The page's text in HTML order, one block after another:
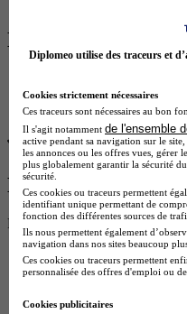
Les avis sur
Donne ton avis !
Partage ton expérience et aide
Donne ton avis entre 1 et 5
Diplomeo utilise des traceurs et
Cookies strictement nécessaires
Ces traceurs sont nécessaires au bon
Il s'agit notamment de l'ensemble
active pendant sa navigation sur le
les annonces ou les offres vues, gérer
plus globalement garantir la sécurité
sécurité.
Ces cookies ou traceurs permettent
identifiant unique permettant de
fonction des différentes sources de
Ils nous permettent également
navigation dans nos sites beaucoup
Ces cookies ou traceurs permettent
personnalisée des offres d'emploi ou
Cookies publicitaires